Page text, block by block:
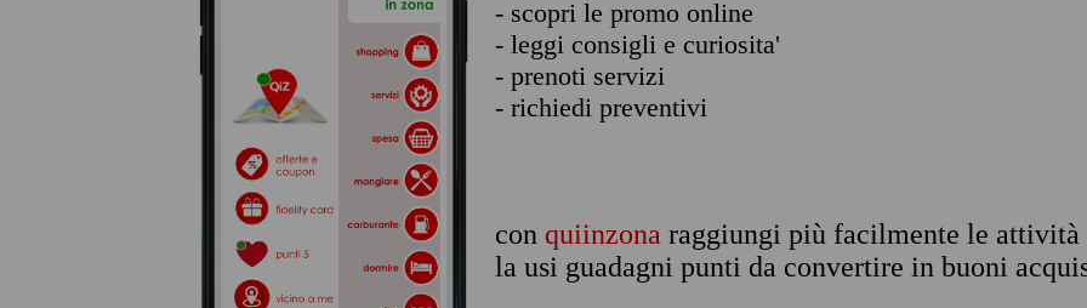
- scopri le promo online
- leggi consigli e curiosita'
- prenoti servizi
- richiedi preventivi
con quiinzona raggiungi più facilmente le attività
la usi guadagni punti da convertire in buoni